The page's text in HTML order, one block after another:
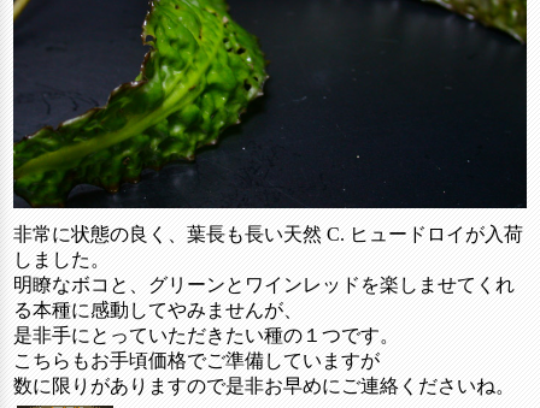
非常に状態の良く、葉長も長い天然 C. ヒュードロイが入荷
しました。
明瞭なボコと、グリーンとワインレッドを楽しませてくれ
る本種に感動してやみませんが、
是非手にとっていただきたい種の１つです。
こちらもお手頃価格でご準備していますが
数に限りがありますので是非お早めにご連絡くださいね。